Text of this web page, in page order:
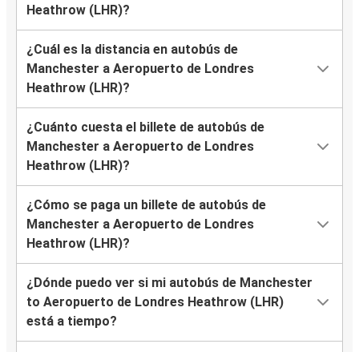
Heathrow (LHR)?
¿Cuál es la distancia en autobús de
Manchester a Aeropuerto de Londres
Heathrow (LHR)?
¿Cuánto cuesta el billete de autobús de
Manchester a Aeropuerto de Londres
Heathrow (LHR)?
¿Cómo se paga un billete de autobús de
Manchester a Aeropuerto de Londres
Heathrow (LHR)?
¿Dónde puedo ver si mi autobús de Manchester
to Aeropuerto de Londres Heathrow (LHR)
está a tiempo?